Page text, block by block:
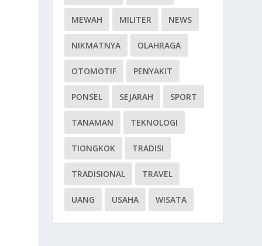
MEWAH MILITER NEWS
NIKMATNYA OLAHRAGA
OTOMOTIF PENYAKIT
PONSEL SEJARAH SPORT
TANAMAN TEKNOLOGI
TIONGKOK TRADISI
TRADISIONAL TRAVEL
UANG USAHA WISATA